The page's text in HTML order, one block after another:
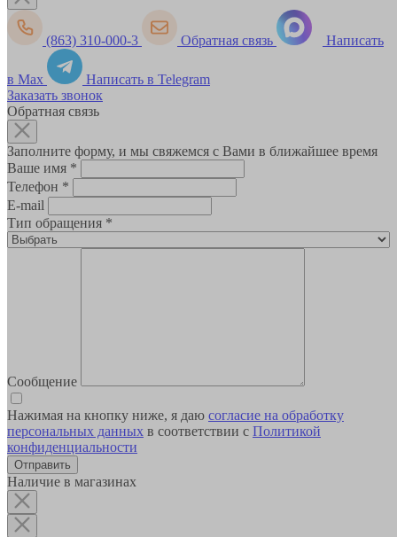
(863) 310-000-3 Обратная связь Написать
в Max
Написать в Telegram
Заказать звонок
Обратная связь
Заполните форму, и мы свяжемся с Вами в ближайшее время
Ваше имя *
Телефон *
E-mail
Тип обращения *
Сообщение
Нажимая на кнопку ниже, я даю согласие на обработку
персональных данных в соответствии с Политикой
конфиденциальности
Наличие в магазинах